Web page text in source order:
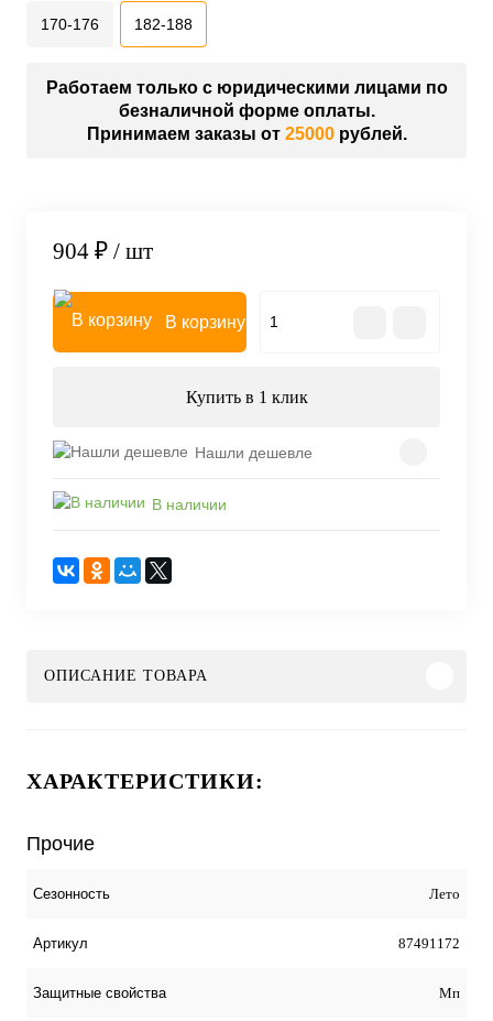
170-176 182-188
Работаем только с юридическими лицами по
безналичной форме оплаты.
Принимаем заказы от 25000рублей.
904 ₽ / шт
В корзину
Купить в 1 клик
Нашли дешевле
В наличии
ОПИСАНИЕ ТОВАРА
ХАРАКТЕРИСТИКИ:
Прочие
Сезонность Лето
Артикул 87491172
Защитные свойства Мп